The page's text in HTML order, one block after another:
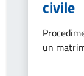
civile
un